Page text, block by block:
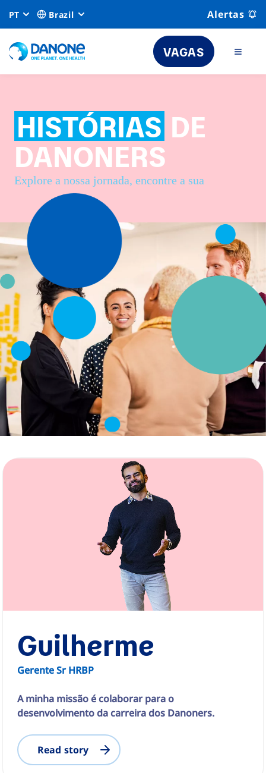
PT Brazil Alertas
VAGAS
HISTÓRIAS DE
DANONERS
Explore a nossa jornada, encontre a sua
Guilherme
Gerente Sr HRBP
A minha missão é colaborar para o
desenvolvimento da carreira dos Danoners.
Read story